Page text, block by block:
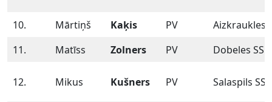
10. Mārtiņš Kaķis PV
Aizkraukles
11.
Matīss Zolners PV Dobeles SS
12. Mikus Kušners PV Salaspils SS